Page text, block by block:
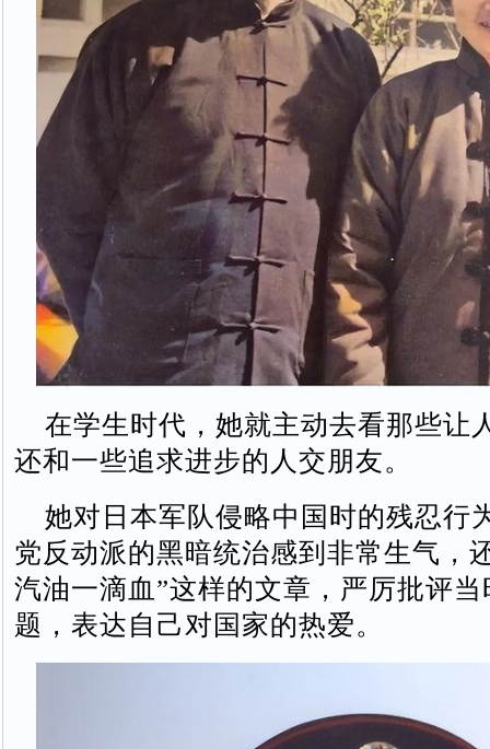
在学生时代，她就主动去看那些让
还和一些追求进步的人交朋友。
她对日本军队侵略中国时的残忍行
党反动派的黑暗统治感到非常生气，
汽油一滴血”这样的文章，严厉批评
题，表达自己对国家的热爱。